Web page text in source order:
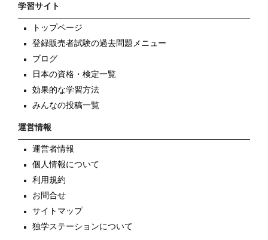
学習サイト
トップページ
登録販売者試験の過去問題メニュー
ブログ
日本の資格・検定一覧
効果的な学習方法
みんなの投稿一覧
運営情報
運営者情報
個人情報について
利用規約
お問合せ
サイトマップ
独学ステーションについて